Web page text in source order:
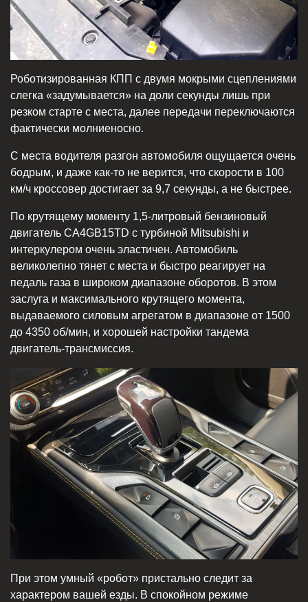
Роботизированная КПП с двумя мокрыми сцеплениями
слегка «задумывается» на доли секунды лишь при
резком старте с места, далее передачи переключаются
фактически молниеносно.
С места водителя разгон автомобиля ощущается очень
бодрым, и даже как-то не верится, что скорости в 100
км/ч кроссовер достигает за 9,7 секунды, а не быстрее.
По крутящему моменту 1,5-литровый бензиновый
двигатель CA4GB15TD с турбиной Mitsubishi и
интеркулером очень эластичен. Автомобиль
великолепно тянет с места и быстро реагирует на
педаль газа в широком диапазоне оборотов. В этом
заслуга и максимального крутящего момента,
выдаваемого силовым агрегатом в диапазоне от 1500
до 4350 об/мин, и хорошей настройки тандема
двигатель-трансмиссия.
При этом умный «робот» пристально следит за
характером вашей езды. В спокойном режиме